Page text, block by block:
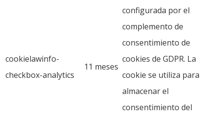
cookielawinfo-
checkbox-analytics
11 meses
configurada por el
complemento de
consentimiento de
cookies de GDPR. La
cookie se utiliza para
almacenar el
consentimiento del